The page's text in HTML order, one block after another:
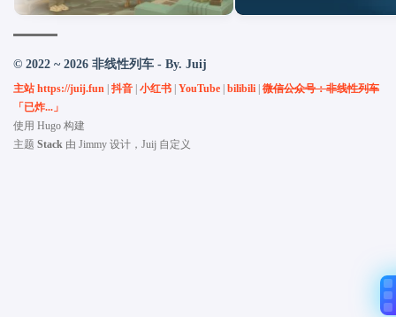
© 2022 ~ 2026 非线性列车 - By. Juij
主站 https://juij.fun 抖音 小红书 YouTube bilibili 微信公众号：非线性列车
「已炸...」
使用 Hugo 构建
主题 Stack 由 Jimmy 设计，Juij 自定义